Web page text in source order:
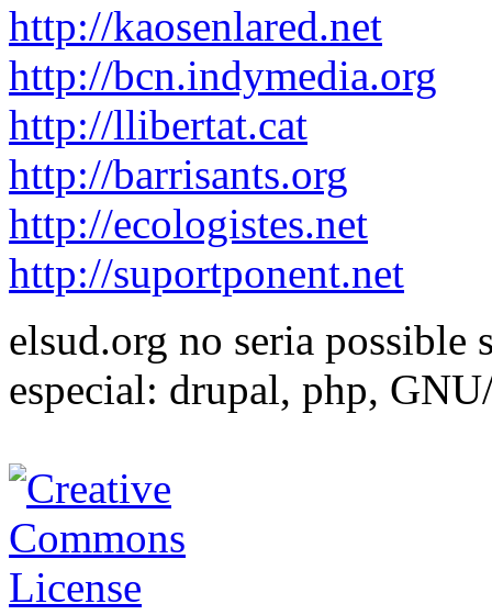
http://kaosenlared.net
http://bcn.indymedia.org
http://llibertat.cat
http://barrisants.org
http://ecologistes.net
http://suportponent.net
elsud.org no seria possible
especial: drupal, php,